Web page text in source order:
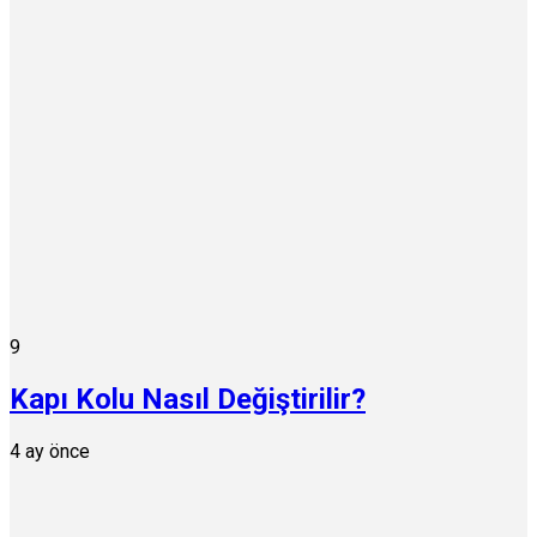
9
Kapı Kolu Nasıl Değiştirilir?
4 ay önce